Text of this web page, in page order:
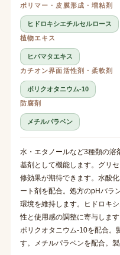
ポリマー・皮膜形成・増粘剤
ヒドロキシエチルセルロース
植物エキス
ヒバマタエキス
カチオン界面活性剤・柔軟剤
ポリクオタニウム-10
防腐剤
メチルパラベン
水・エタノールなど3種類の溶
基剤として機能します。グリ
修効果が期待できます。水酸
ート剤を配合。処方のpHバラ
環境を維持します。ヒドロキ
性と使用感の調整に寄与しま
ポリクオタニウム-10を配合。
す。メチルパラベンを配合。